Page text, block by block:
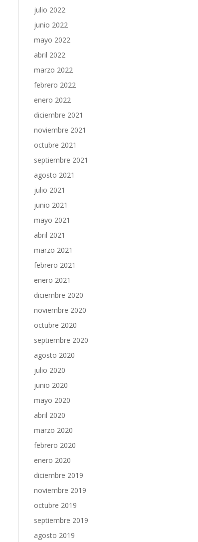
julio 2022
junio 2022
mayo 2022
abril 2022
marzo 2022
febrero 2022
enero 2022
diciembre 2021
noviembre 2021
octubre 2021
septiembre 2021
agosto 2021
julio 2021
junio 2021
mayo 2021
abril 2021
marzo 2021
febrero 2021
enero 2021
diciembre 2020
noviembre 2020
octubre 2020
septiembre 2020
agosto 2020
julio 2020
junio 2020
mayo 2020
abril 2020
marzo 2020
febrero 2020
enero 2020
diciembre 2019
noviembre 2019
octubre 2019
septiembre 2019
agosto 2019